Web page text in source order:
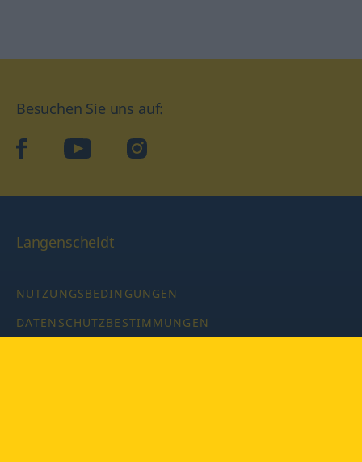
Besuchen Sie uns auf:
facebookYouTube Instagram
Langenscheidt
NUTZUNGSBEDINGUNGEN
DATENSCHUTZBESTIMMUNGEN